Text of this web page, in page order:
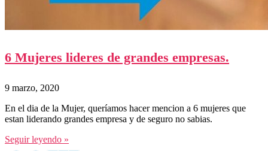
6 Mujeres lideres de grandes empresas.
9 marzo, 2020
En el dia de la Mujer, queríamos hacer mencion a 6 mujeres que
estan liderando grandes empresa y de seguro no sabias.
Seguir leyendo »